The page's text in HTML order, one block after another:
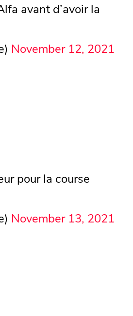
avant d’avoir la
November 12, 2021
pour la course
November 13, 2021